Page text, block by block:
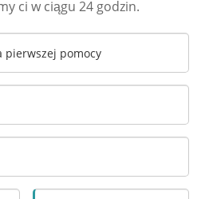
ci w ciągu 24 godzin.